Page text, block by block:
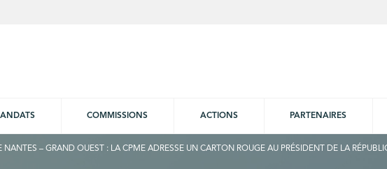
COMMISSIONS ACTIONS PARTENAIRES
NANTES – GRAND OUEST : LA CPME ADRESSE UN CARTON ROUGE AU PRÉSIDENT DE LA